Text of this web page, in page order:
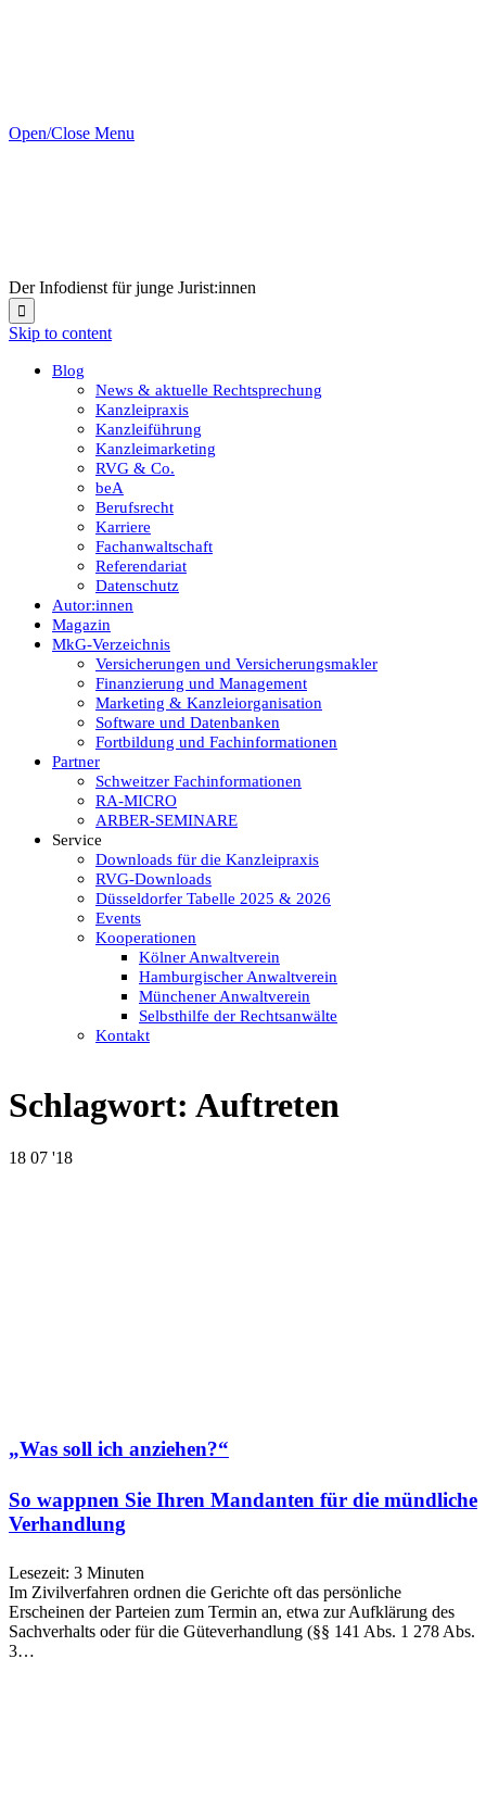
Open/Close Menu
Der Infodienst für junge Jurist:innen

Skip to content
Blog
News & aktuelle Rechtsprechung
Kanzleipraxis
Kanzleiführung
Kanzleimarketing
RVG & Co.
beA
Berufsrecht
Karriere
Fachanwaltschaft
Referendariat
Datenschutz
Autor:innen
Magazin
MkG-Verzeichnis
Versicherungen und Versicherungsmakler
Finanzierung und Management
Marketing & Kanzleiorganisation
Software und Datenbanken
Fortbildung und Fachinformationen
Partner
Schweitzer Fachinformationen
RA-MICRO
ARBER-SEMINARE
Service
Downloads für die Kanzleipraxis
RVG-Downloads
Düsseldorfer Tabelle 2025 & 2026
Events
Kooperationen
Kölner Anwaltverein
Hamburgischer Anwaltverein
Münchener Anwaltverein
Selbsthilfe der Rechtsanwälte
Kontakt
Schlagwort: Auftreten
18 07 '18
„Was soll ich anziehen?“
So wappnen Sie Ihren Mandanten für die mündliche
Verhandlung
Lesezeit: 3 Minuten
Im Zivilverfahren ordnen die Gerichte oft das persönliche
Erscheinen der Parteien zum Termin an, etwa zur Aufklärung des
Sachverhalts oder für die Güteverhandlung (§§ 141 Abs. 1 278 Abs.
3…